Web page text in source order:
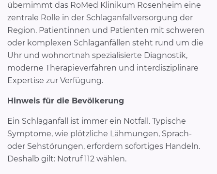
übernimmt das RoMed Klinikum Rosenheim eine
zentrale Rolle in der Schlaganfallversorgung der
Region. Patientinnen und Patienten mit schweren
oder komplexen Schlaganfällen steht rund um die
Uhr und wohnortnah spezialisierte Diagnostik,
moderne Therapieverfahren und interdisziplinäre
Expertise zur Verfügung.
Hinweis für die Bevölkerung
Ein Schlaganfall ist immer ein Notfall. Typische
Symptome, wie plötzliche Lähmungen, Sprach-
oder Sehstörungen, erfordern sofortiges Handeln.
Deshalb gilt: Notruf 112 wählen.